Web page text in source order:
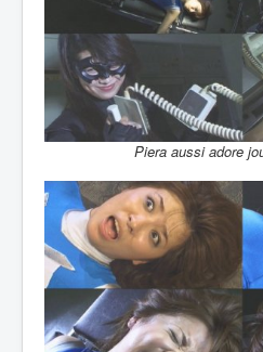
Piera aussi adore